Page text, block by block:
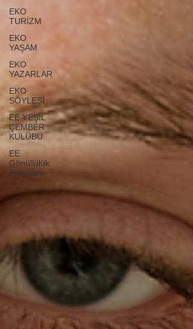
EKO
TURİZM
EKO
YAŞAM
EKO
YAZARLAR
EKO
SÖYLEŞİ
EE YEŞİL
ÇEMBER
KULÜBÜ
EE
Gönüllülük
Programı